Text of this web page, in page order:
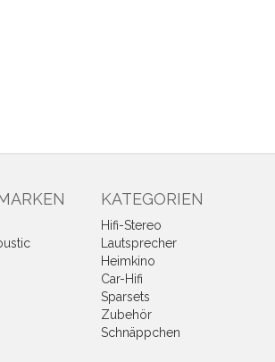
KATEGORIEN
Hifi-Stereo
Lautsprecher
Heimkino
Car-Hifi
Sparsets
Zubehör
Schnäppchen